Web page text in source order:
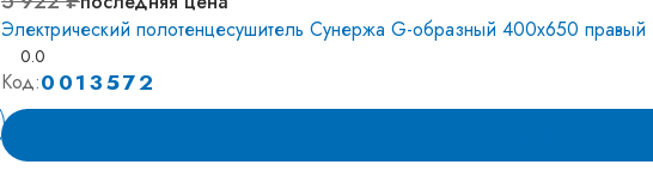
Электрический полотенцесушитель Сунержа G-образный 400х650 правый
0.0
Код:0013572